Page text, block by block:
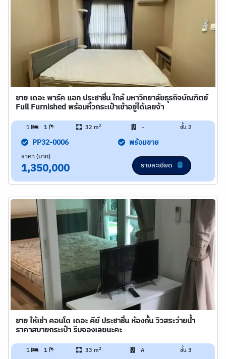
ขาย เดอะ พาร์ค แอท ประชาชื่น ใกล้ มหาวิทยาลัยธุรกิจบัณฑิตย์
Full Furnished พร้อมหิ้วกระเป๋าเข้าอยู่ได้เลยจ้า
1 1 32 m2 - ชั้น 2
PP32-0006 พร้อมขาย
ราคา (บาท)
1,350,000 รายละเอียด
ขาย ให้เช่า คอนโด เดอะ คีย์ ประชาชื่น ห้องกั้น วิวสระว่ายน้ำ
ราคาสบายกระเป๋า รีบจองเลยนะคะ
1 1 33 m2 A ชั้น 3